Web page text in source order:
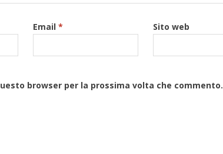
Email *
Sito web
browser per la prossima volta che commento.